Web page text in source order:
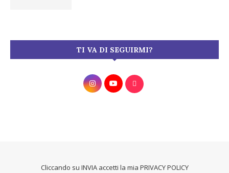
TI VA DI SEGUIRMI?
Cliccando su INVIA accetti la mia PRIVACY POLICY